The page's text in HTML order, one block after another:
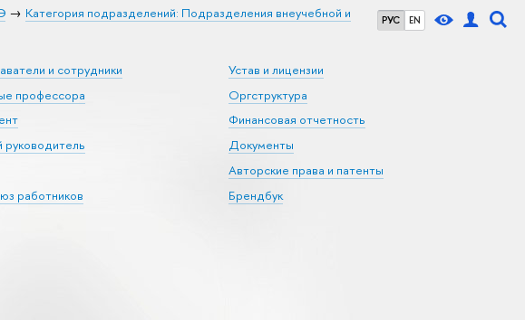
РУС EN
Категория подразделений: Подразделения внеучебной и
и сотрудники
профессора
руководитель
работников
Устав и лицензии
Оргструктура
Финансовая отчетность
Документы
Авторские права и патенты
Брендбук